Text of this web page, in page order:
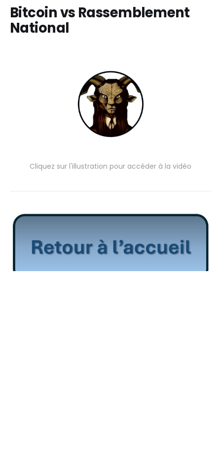
Bitcoin vs Rassemblement
National
Cliquez sur l'illustration pour accéder à la vidéo